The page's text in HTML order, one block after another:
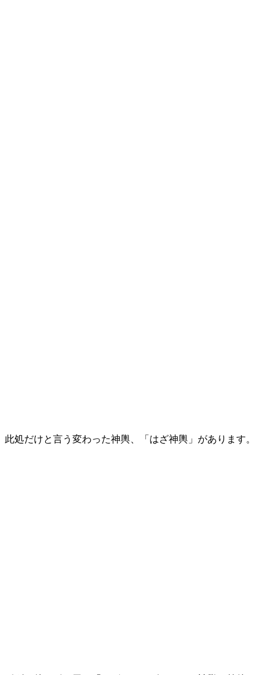
此処だけと言う変わった神輿、「はざ神輿」があります。